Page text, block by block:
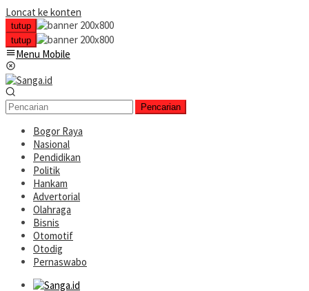
Loncat ke konten
tutup
tutup
Menu Mobile
Pencarian
Bogor Raya
Nasional
Pendidikan
Politik
Hankam
Advertorial
Olahraga
Bisnis
Otomotif
Otodig
Pernaswabo